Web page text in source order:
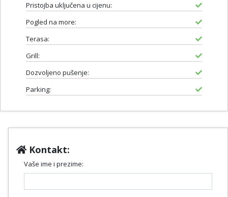
Pristojba uključena u cijenu:
Pogled na more:
Terasa:
Grill:
Dozvoljeno pušenje:
Parking:
Kontakt:
Vaše ime i prezime: